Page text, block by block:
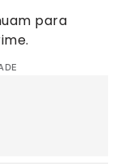
para